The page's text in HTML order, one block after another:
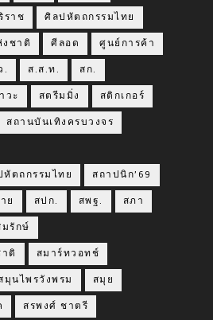
ราช ศิลปหัตถกรรมไทย
ชาติ ศีลอด ศูนย์การค้า
. ส.ส.ท. สก.
วะ สตรีมมิ่ง สติกเกอร์
สถานบันเทิงครบวงจร
หัตถกรรมไทย สถาปนิก’69
ย สปก. สพฐ. สภา
มรักษ์
ติ สมาร์ทวอทช์
มุนไพรวังพรม สมุย
สรพงศ์ ชาตรี